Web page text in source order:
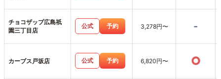
チョコザップ広島祇
園三丁目店
公式 予約 3,278円〜 -
カーブス戸坂店 公式 予約 6,820円〜 ○